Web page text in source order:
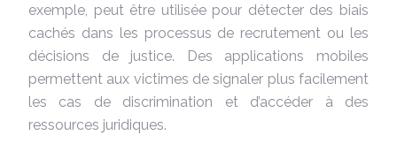
exemple, peut être utilisée pour détecter des biais
cachés dans les processus de recrutement ou les
décisions de justice. Des applications mobiles
permettent aux victimes de signaler plus facilement
les cas de discrimination et d’accéder à des
ressources juridiques.